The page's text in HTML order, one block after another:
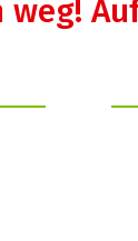
weg!